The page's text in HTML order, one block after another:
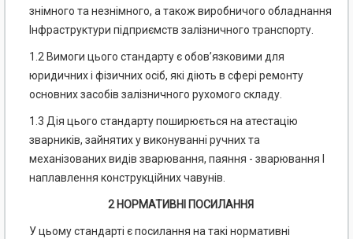
знімного та незнімного, а також виробничого обладнання
Інфраструктури підприємств залізничного транспорту.
1.2 Вимоги цього стандарту є обов’язковими для
юридичних і фізичних осіб, які діють в сфері ремонту
основних засобів залізничного рухомого складу.
1.3 Дія цього стандарту поширюється на атестацію
зварників, зайнятих у виконуванні ручних та
механізованих видів зварювання, паяння - зварювання І
наплавлення конструкційних чавунів.
2 НОРМАТИВНІ ПОСИЛАННЯ
У цьому стандарті є посилання на такі нормативні